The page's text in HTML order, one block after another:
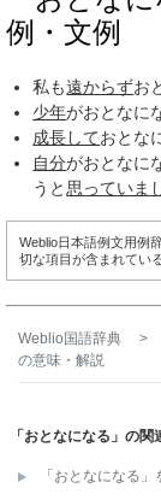
例・文例
私も遠からずお
少年がおとなに
成長しておとな
自分がおとなに
うと 思っていま
Weblio日本語例文用例
切な項目が含まれてい
Weblio国語辞典 >
の意味・解説
「おとなになる」の関
「おとなになる